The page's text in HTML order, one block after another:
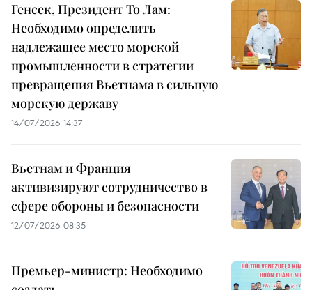
Генсек, Президент То Лам:
Необходимо определить
надлежащее место морской
промышленности в стратегии
превращения Вьетнама в сильную
морскую державу
14/07/2026 14:37
Вьетнам и Франция
активизируют сотрудничество в
сфере обороны и безопасности
12/07/2026 08:35
Премьер-министр: Необходимо